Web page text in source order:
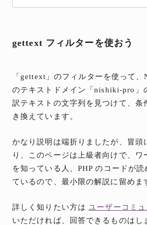
gettext フィルターを使おう
「gettext」のフィルターを使って
のテキストドメイン「nishiki-pro」
訳テキストの文字列を見つけて、条
き換えています。
かなり説明は端折りましたが、冒頭
り、このページは上級者向けで、ワ
を知っている人、PHP のコードが
ているので、最小限の解説に留めま
詳しく知りたい方は ユーザーコミュ
いただければ、回答できるものはし